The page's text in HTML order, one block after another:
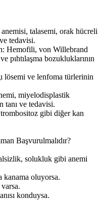
talasemi, orak hücreli
tedavisi.
Hemofili, von Willebrand
pıhtılaşma bozukluklarının
ve lenfoma türlerinin
miyelodisplastik
tanı ve tedavisi.
gibi diğer kan
Başvurulmalıdır?
solukluk gibi anemi
kanama oluyorsa.
konduysa.